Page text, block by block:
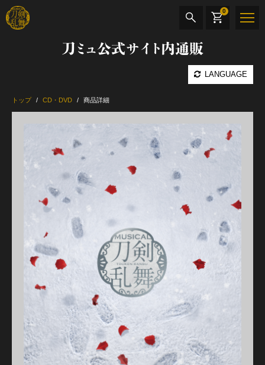
刀ミュ公式サイト内通販
LANGUAGE
0
最新カテゴリー
加州清光 単騎出陣 極
髭切 単騎出陣 ～夢幻泡影～
江 おん すていじ かうんとだうんぱーてぃー
トップ CD・DVD 商品詳細